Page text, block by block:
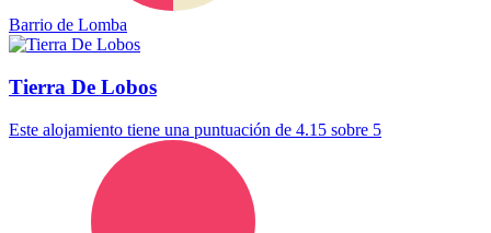
Barrio de Lomba
Tierra De Lobos
Este alojamiento tiene una puntuación de 4.15 sobre 5